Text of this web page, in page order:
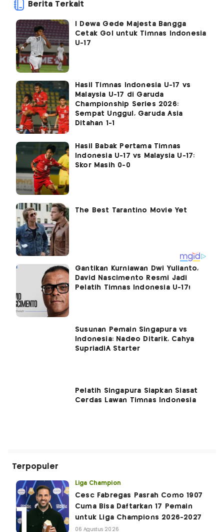
Berita Terkait
I Dewa Gede Majesta Bangga
Cetak Gol untuk Timnas Indonesia
U-17
Hasil Timnas Indonesia U-17 vs
Malaysia U-17 di Garuda
Championship Series 2026:
Sempat Unggul, Garuda Asia
Ditahan 1-1
Hasil Babak Pertama Timnas
Indonesia U-17 vs Malaysia U-17:
Skor Masih 0-0
Gantikan Kurniawan Dwi Yulianto,
David Nascimento Resmi Jadi
Pelatih Timnas Indonesia U-17!
Susunan Pemain Singapura vs
Indonesia: Nadeo Ditarik, Cahya
SupriadiÂ Starter
Pelatih Singapura Siapkan Siasat
Cerdas Lawan Timnas Indonesia
Terpopuler
Liga Champion
Cesc Fabregas Pasrah Como 1907
Cuma Bisa Daftarkan 17 Pemain
untuk Liga Champions 2026-2027
06 Agustus 2026